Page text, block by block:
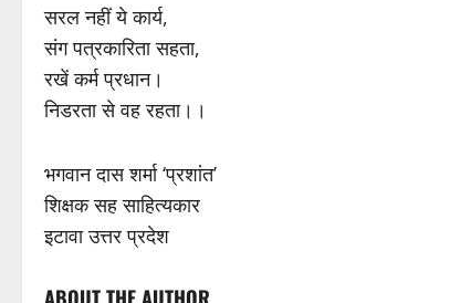
सरल नहीं ये कार्य,
संग पत्रकारिता सहता,
रखें कर्म प्रधान।
निडरता से वह रहता।।
भगवान दास शर्मा ‘प्रशांत’
शिक्षक सह साहित्यकार
इटावा उत्तर प्रदेश